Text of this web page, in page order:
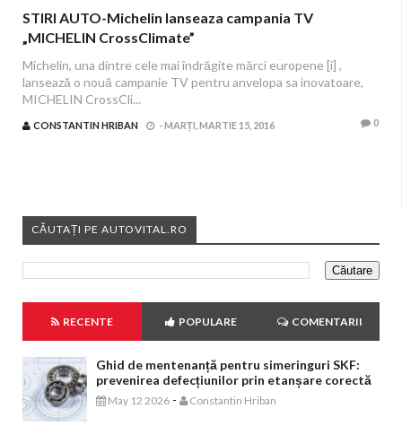
STIRI AUTO-Michelin lanseaza campania TV
„MICHELIN CrossClimate”
Michelin, una dintre cele mai îndrăgite mărci europene [i] ,
lansează o nouă campanie TV pentru anvelopa sa inovatoare,
MICHELIN CrossCli...
CONSTANTIN HRIBAN -MARȚI, MARTIE 15, 2016 0
CĂUTAȚI PE AUTOVITAL.RO
RECENTE POPULARE COMENTARII
Ghid de mentenanță pentru simeringuri SKF:
prevenirea defecțiunilor prin etanșare corectă
May 12 2026 - Constantin Hriban